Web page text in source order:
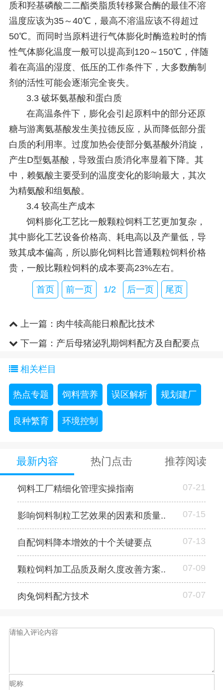
质和羟基磷酸二二酯类脂质转移聚合酶的最佳不溶
温度应该为35～40℃，最高不溶温应该不得超过
50℃。而同时当原料进行气体膨化时酶造粒时的惰
性气体膨化温度一般可以提高到120～150℃，伴随
着在高温的湿度、低压的工作条件下，大多数酶制
剂的活性可能会逐渐完全丧失。
3.3 破坏氨基酸和蛋白质
在高温条件下，膨化会引起原料中的部分还原
糖与游离氨基酸发生美拉德反应，从而降低部分蛋
白质的利用率。过度加热会使部分氨基酸外消旋，
产生D型氨基酸，导致蛋白质消化率显着下降。其
中，赖氨酸主要受到的温度变化的影响最大，其次
为精氨酸和组氨酸。
3.4 较高生产成本
饲料膨化工艺比一般颗粒饲料工艺更加复杂，
其中膨化工艺设备价格高、耗电高以及产量低，导
致其成本偏高，所以膨化饲料比普通颗粒饲料价格
贵，一般比颗粒饲料的成本要高23%左右。
首页 前一页 1/2 后一页 尾页
上一篇： 肉牛犊高能日粮配比技术
下一篇： 产后母猪泌乳期饲料配方及自配要点
相关栏目
热点专题 饲料营养 误区解析 规划建厂
良种繁育 环境控制
最新内容 热门点击 推荐阅读
饲料工厂精细化管理实操指南 07-21
影响饲料制粒工艺效果的因素和质量.. 07-15
自配饲料降本增效的十个关键要点 07-13
颗粒饲料加工品质及耐久度改善方案.. 07-09
肉兔饲料配方技术 07-07